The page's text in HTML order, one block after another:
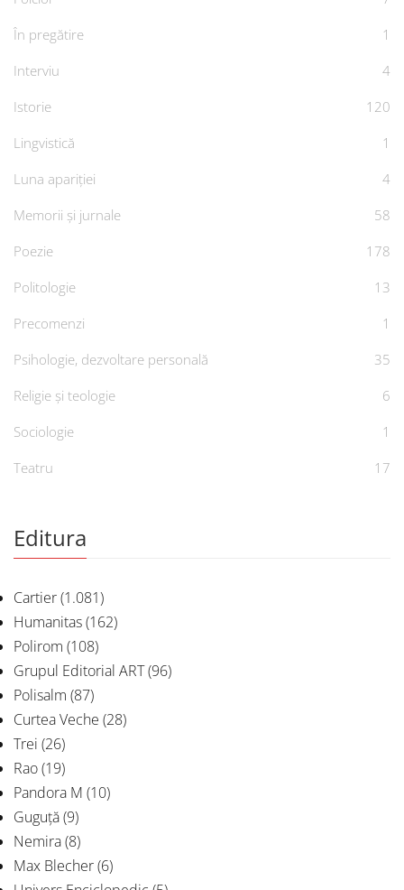
În pregătire
1
Interviu
4
Istorie
120
Lingvistică
1
Luna apariției
4
Memorii și jurnale
58
Poezie
178
Politologie
13
Precomenzi
1
Psihologie, dezvoltare personală
35
Religie și teologie
6
Sociologie
1
Teatru
17
Editura
Cartier(1.081)
Humanitas(162)
Polirom (108)
Grupul Editorial ART(96)
Polisalm (87)
Curtea Veche (28)
Trei (26)
Rao(19)
Pandora M (10)
Guguță(9)
Nemira(8)
Max Blecher(6)